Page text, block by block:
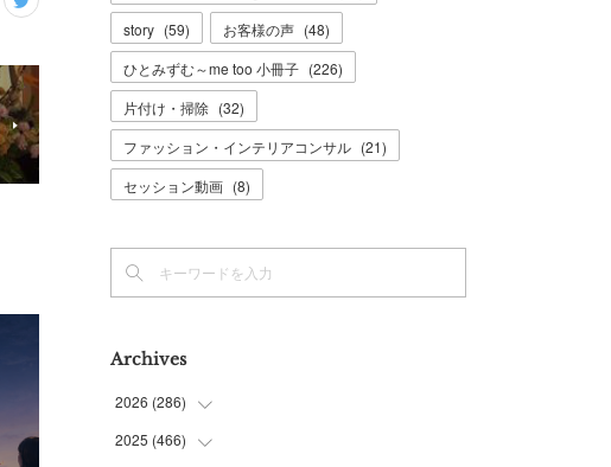
story (59) お客様の声 (48)
ひとみずむ～me too 小冊子 (226)
片付け・掃除 (32)
ファッション・インテリアコンサル (21)
セッション動画 (8)
Archives
2026 (286)
(7)
2025 (466)